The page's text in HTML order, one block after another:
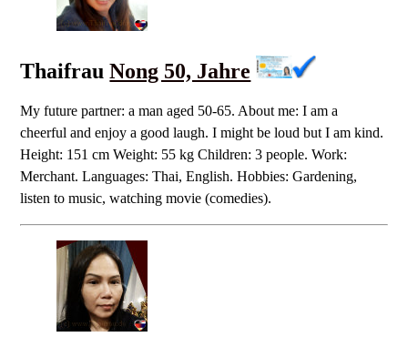
ThaifrauNong 50, Jahre
My future partner: a man aged 50-65. About me: I am a
cheerful and enjoy a good laugh. I might be loud but I am kind.
Height: 151 cm Weight: 55 kg Children: 3 people. Work:
Merchant. Languages: Thai, English. Hobbies: Gardening,
listen to music, watching movie (comedies).